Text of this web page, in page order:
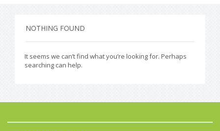
NOTHING FOUND
It seems we can’t find what you’re looking for. Perhaps
searching can help.